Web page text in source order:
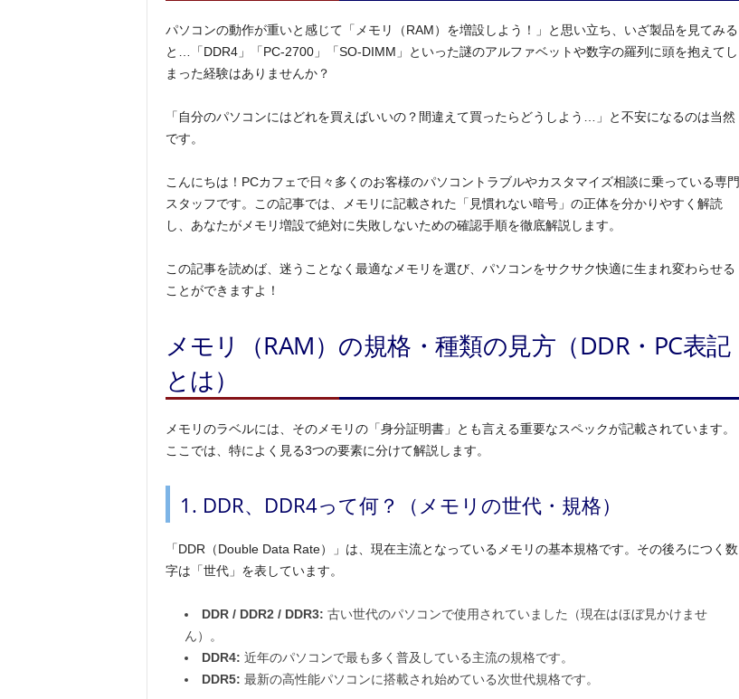
パソコンの動作が重いと感じて「メモリ（RAM）を増設しよう！」と思い立ち、いざ製品を見てみる
と…「DDR4」「PC-2700」「SO-DIMM」といった謎のアルファベットや数字の羅列に頭を抱えてし
まった経験はありませんか？
「自分のパソコンにはどれを買えばいいの？間違えて買ったらどうしよう…」と不安になるのは当然
です。
こんにちは！PCカフェで日々多くのお客様のパソコントラブルやカスタマイズ相談に乗っている専門
スタッフです。この記事では、メモリに記載された「見慣れない暗号」の正体を分かりやすく解読
し、あなたがメモリ増設で絶対に失敗しないための確認手順を徹底解説します。
この記事を読めば、迷うことなく最適なメモリを選び、パソコンをサクサク快適に生まれ変わらせる
ことができますよ！
メモリ（RAM）の規格・種類の見方（DDR・PC表記
とは）
メモリのラベルには、そのメモリの「身分証明書」とも言える重要なスペックが記載されています。
ここでは、特によく見る3つの要素に分けて解説します。
1. DDR、DDR4って何？（メモリの世代・規格）
「DDR（Double Data Rate）」は、現在主流となっているメモリの基本規格です。その後ろにつく数
字は「世代」を表しています。
DDR / DDR2 / DDR3: 古い世代のパソコンで使用されていました（現在はほぼ見かけませ
ん）。
DDR4: 近年のパソコンで最も多く普及している主流の規格です。
DDR5: 最新の高性能パソコンに搭載され始めている次世代規格です。